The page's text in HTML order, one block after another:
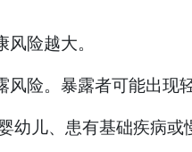
险越大。
险。暴露者可能出现
儿、患有基础疾病或